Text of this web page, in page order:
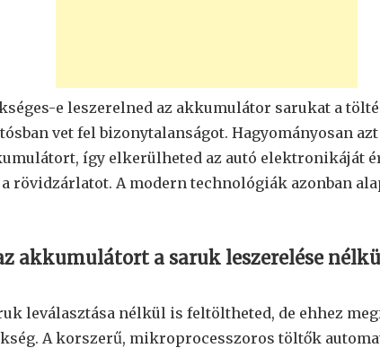
e leszerelned az akkumulátor sarukat a
vet fel bizonytalanságot. Hagyományosan
így elkerülheted az autó elektronikáját
rövidzárlatot. A modern technológiák azonban
akkumulátort a saruk leszerelése
leválasztása nélkül is feltöltheted, de ehhez
A korszerű, mikroprocesszoros töltők